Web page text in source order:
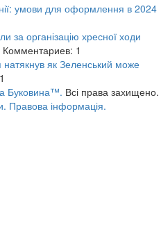
умови для оформлення в 2024
за організацію хресної ходи
Комментариев: 1
як Зеленський може
Буковина™. Всі права захищено.
Правова інформація.